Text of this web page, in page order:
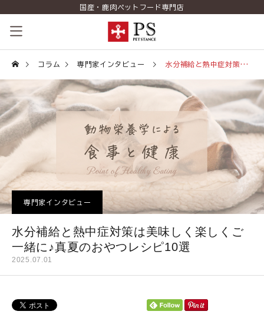
国産・鹿肉ペットフード専門店
ペットスタンスの歴史
コンセプト
商品一覧
コラム（PETSTANCE LIFE）
お知らせ
ご相談室
ショッピング
ご利用ガイド
プライバシーポリシー
コラム 専門家インタビュー 水分補給と熱中症対策は美味しく楽しくご一緒に♪真夏のおやつレシピ10選
専門家インタビュー
水分補給と熱中症対策は美味しく楽しくご
一緒に♪真夏のおやつレシピ10選
2025.07.01